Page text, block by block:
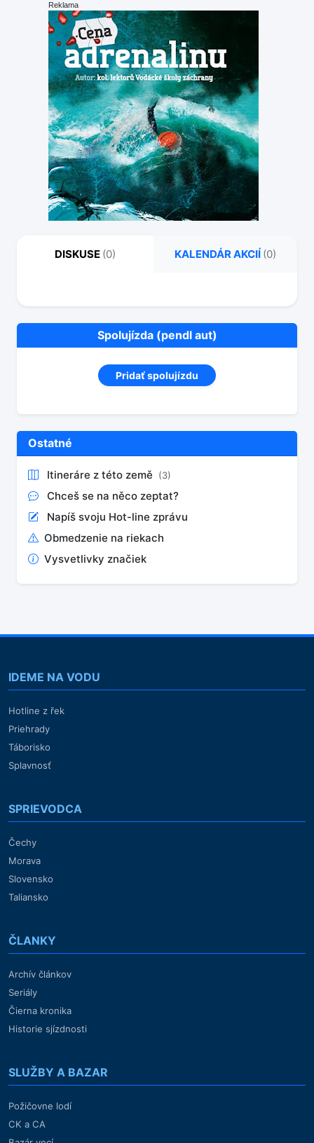
Reklama
DISKUSE (0) KALENDÁR AKCIÍ (0)
Spolujízda (pendl aut)
Pridať spolujízdu
Ostatné
Itineráre z této země (3)
Chceš se na něco zeptat?
Napíš svoju Hot-line zprávu
Obmedzenie na riekach
Vysvetlivky značiek
IDEME NA VODU
Hotline z řek
Priehrady
Táborisko
Splavnosť
SPRIEVODCA
Čechy
Morava
Slovensko
Taliansko
ČLANKY
Archív článkov
Seriály
Čierna kronika
Historie sjízdnosti
SLUŽBY A BAZAR
Požičovne lodí
CK a CA